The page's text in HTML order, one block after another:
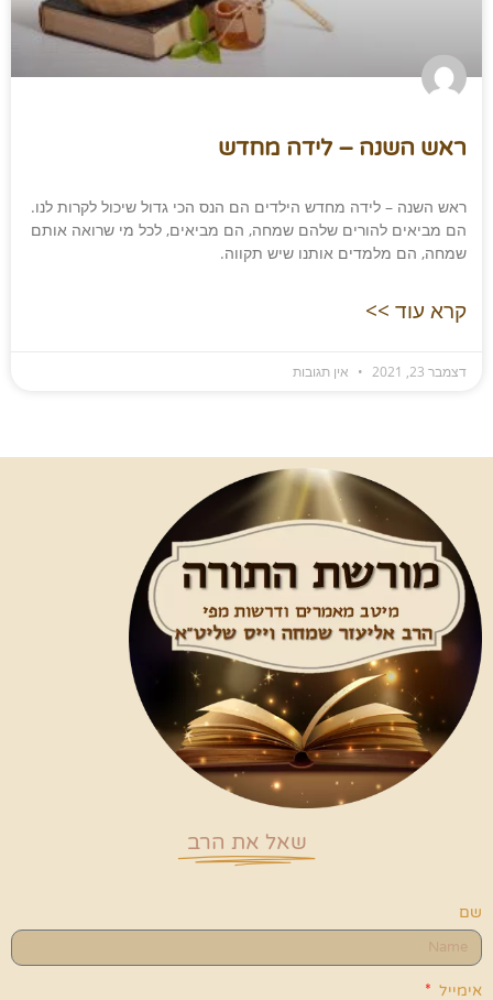
ראש השנה – לידה מחדש
ראש השנה – לידה מחדש הילדים הם הנס הכי גדול שיכול לקרות לנו.
הם מביאים להורים שלהם שמחה, הם מביאים, לכל מי שרואה אותם
שמחה, הם מלמדים אותנו שיש תקווה.
קרא עוד >>
דצמבר 23, 2021 אין תגובות
שאל את הרב
שם
אימייל